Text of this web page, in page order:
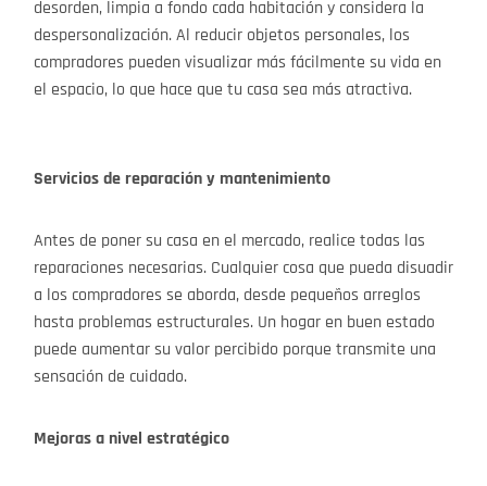
desorden, limpia a fondo cada habitación y considera la
despersonalización. Al reducir objetos personales, los
compradores pueden visualizar más fácilmente su vida en
el espacio, lo que hace que tu casa sea más atractiva.
Servicios de reparación y mantenimiento
Antes de poner su casa en el mercado, realice todas las
reparaciones necesarias. Cualquier cosa que pueda disuadir
a los compradores se aborda, desde pequeños arreglos
hasta problemas estructurales. Un hogar en buen estado
puede aumentar su valor percibido porque transmite una
sensación de cuidado.
Mejoras a nivel estratégico